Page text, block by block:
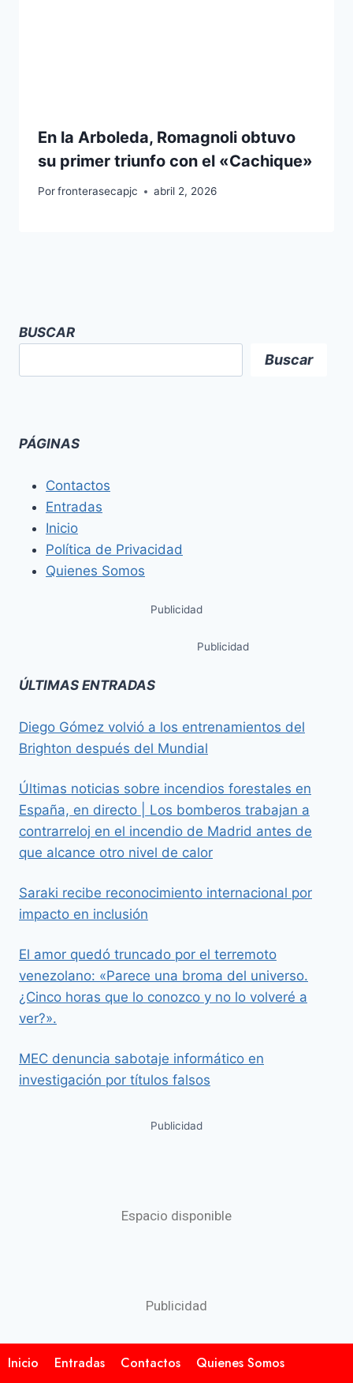
En la Arboleda, Romagnoli obtuvo
su primer triunfo con el «Cachique»
Porfronterasecapjc abril 2, 2026
BUSCAR
Buscar
PÁGINAS
Contactos
Entradas
Inicio
Política de Privacidad
Quienes Somos
Publicidad
Publicidad
ÚLTIMAS ENTRADAS
Diego Gómez volvió a los entrenamientos del
Brighton después del Mundial
Últimas noticias sobre incendios forestales en
España, en directo | Los bomberos trabajan a
contrarreloj en el incendio de Madrid antes de
que alcance otro nivel de calor
Saraki recibe reconocimiento internacional por
impacto en inclusión
El amor quedó truncado por el terremoto
venezolano: «Parece una broma del universo.
¿Cinco horas que lo conozco y no lo volveré a
ver?».
MEC denuncia sabotaje informático en
investigación por títulos falsos
Publicidad
Espacio disponible
Publicidad
Inicio Entradas Contactos Quienes Somos